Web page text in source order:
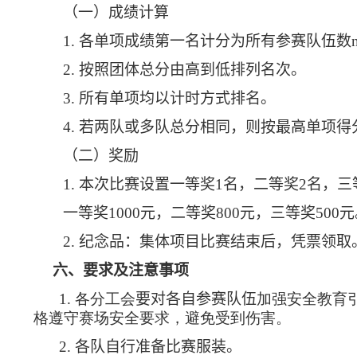
（一）成绩计算
1. 各单项成绩第一名计分为所有参赛队伍数
2. 按照团体总分由高到低排列名次。
3. 所有单项均以计时方式排名。
4. 若两队或多队总分相同，则按最高单项
（二）奖励
1. 本次比赛设置一等奖1 名，二等奖2名，三
一等奖1000元，二等奖800元，三等奖500
2. 纪念品：集体项目比赛结束后，凭票领取
六、要求及注意事项
1. 各分工会要对各自参赛队伍加强安全教育
格遵守赛场安全要求，避免受到伤害。
2. 各队自行准备比赛服装。